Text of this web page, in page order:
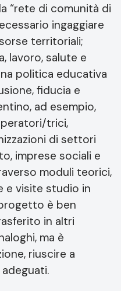
“rete di comunità di
ingaggiare
territoriali;
lavoro, salute e
politica educativa
fiducia e
ad esempio,
trici,
di settori
imprese sociali e
moduli teorici,
e visite studio in
è ben
in altri
ma è
riuscire a